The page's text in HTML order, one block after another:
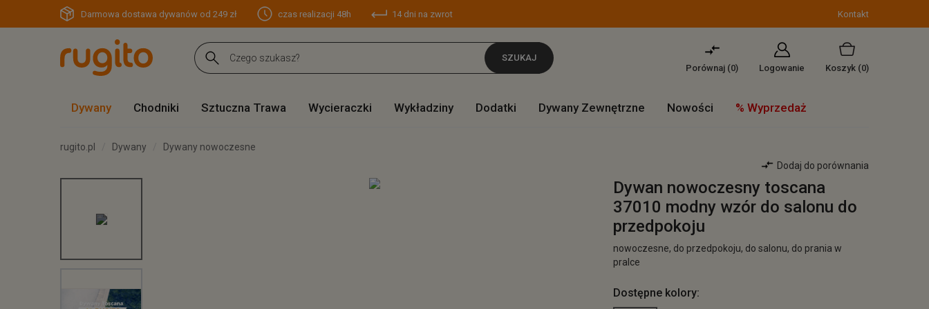
Darmowa dostawa dywanów od 249 zł czas realizacji 48h 14 dni na zwrot Kontakt
SZUKAJ
Porównaj (0) Logowanie Koszyk (0)
Dywany Chodniki Sztuczna Trawa Wycieraczki Wykładziny Dodatki Dywany Zewnętrzne Nowości % Wyprzedaż
rugito.pl Dywany
Dywany nowoczesne
Dodaj do porównania
Dywan nowoczesny toscana
37010 modny wzór do salonu do
przedpokoju
nowoczesne, do przedpokoju, do salonu, do prania w
pralce
Dostępne kolory: